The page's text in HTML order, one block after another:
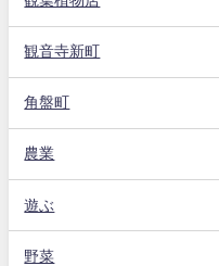
観音寺新町
角盤町
農業
遊ぶ
野菜